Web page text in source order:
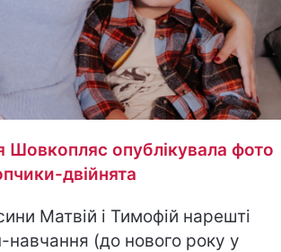
Шовкопляс опублікувала фото
двійнята
Матвій і Тимофій нарешті
(до нового року у